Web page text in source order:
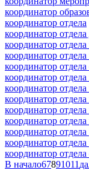
координатор
координатор отдела
координатор отдела
координатор отдела
координатор
координатор
координатор отдела
координатор
координатор
координатор
координатор
координатор отдела
координатор
координатор
В начало67891011